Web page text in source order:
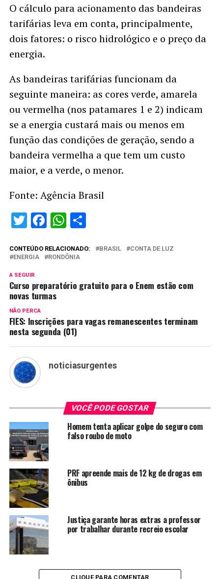
O cálculo para acionamento das bandeiras
tarifárias leva em conta, principalmente,
dois fatores: o risco hidrológico e o preço da
energia.
As bandeiras tarifárias funcionam da
seguinte maneira: as cores verde, amarela
ou vermelha (nos patamares 1 e 2) indicam
se a energia custará mais ou menos em
função das condições de geração, sendo a
bandeira vermelha a que tem um custo
maior, e a verde, o menor.
Fonte: Agência Brasil
Twitter
Facebook
WhatsApp
Share
CONTEÚDO RELACIONADO: BRASIL
CONTA DE LUZ
ENERGIA
RONDÔNIA
A SEGUIR
Curso preparatório gratuito para o Enem estão com
novas turmas
NÃO PERCA
FIES: Inscrições para vagas remanescentes terminam
nesta segunda (01)
noticiasurgentes
VOCÊ PODE GOSTAR
Homem tenta aplicar golpe do seguro com
falso roubo de moto
PRF apreende mais de 12 kg de drogas em
ônibus
Justiça garante horas extras a professor
por trabalhar durante recreio escolar
CLIQUE PARA COMENTAR